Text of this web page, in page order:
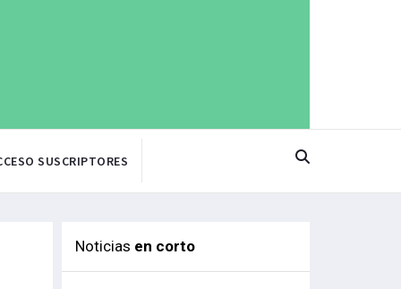
SUSCRIPTORES
Noticias en corto